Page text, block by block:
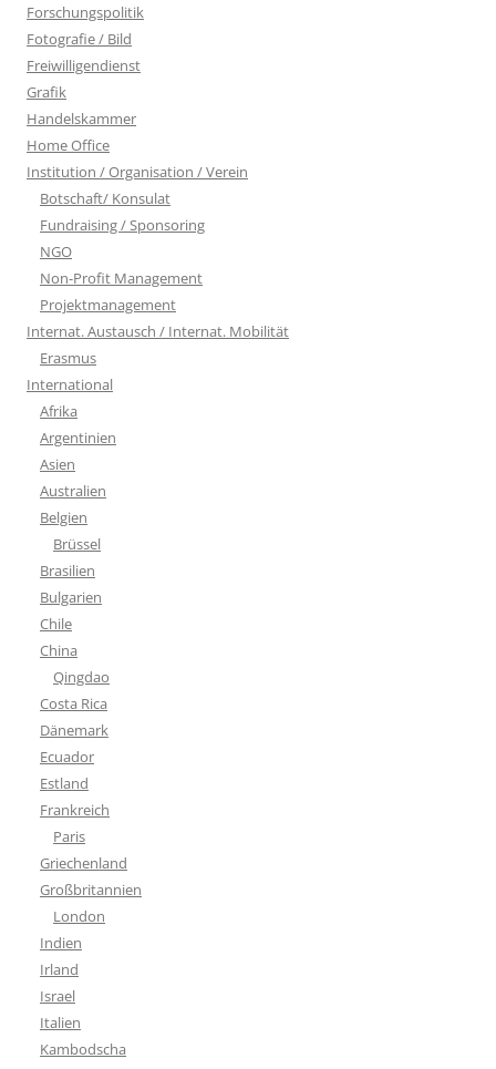
Forschungspolitik
Fotografie / Bild
Freiwilligendienst
Grafik
Handelskammer
Home Office
Institution / Organisation / Verein
Botschaft/ Konsulat
Fundraising / Sponsoring
NGO
Non-Profit Management
Projektmanagement
Internat. Austausch / Internat. Mobilität
Erasmus
International
Afrika
Argentinien
Asien
Australien
Belgien
Brüssel
Brasilien
Bulgarien
Chile
China
Qingdao
Costa Rica
Dänemark
Ecuador
Estland
Frankreich
Paris
Griechenland
Großbritannien
London
Indien
Irland
Israel
Italien
Kambodscha